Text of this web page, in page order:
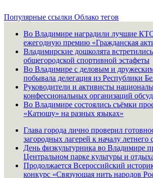
Популярные ссылки Облако тегов
Во Владимире наградили лучшие
ежегодную премию «Гражданская
Владимирские дошколята
общегородской спортивной эстафеты
Во Владимире с деловым и
побывала делегация из Республики
Руководители и активисты
конфессиональных организаций
Во Владимире состоялись съёмки
«Катюшу» на разных языках»
Глава города лично проверил
загородных лагерей к началу летнего
День физкультурника во Владимире
Центральном парке культуры и
Продолжается Всероссийский
конкурс «Связующая нить народов